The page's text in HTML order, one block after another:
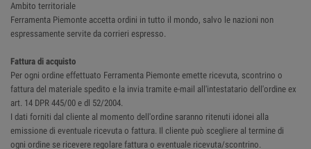
Ambito territoriale
Ferramenta Piemonte accetta ordini in tutto il mondo, salvo le nazioni non
espressamente servite da corrieri espresso.
Fattura di acquisto
Per ogni ordine effettuato Ferramenta Piemonte emette ricevuta, scontrino o
fattura del materiale spedito e la invia tramite e-mail all'intestatario dell'ordine ex
art. 14 DPR 445/00 e dl 52/2004.
I dati forniti dal cliente al momento dell'ordine saranno ritenuti idonei alla
emissione di eventuale ricevuta o fattura. Il cliente può scegliere al termine di
ogni ordine se ricevere regolare fattura o eventuale ricevuta/scontrino.